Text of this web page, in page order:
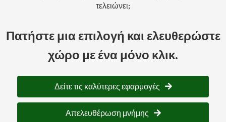
τελειώνει;
Πατήστε μια επιλογή και ελευθερώστε
χώρο με ένα μόνο κλικ.
Δείτε τις καλύτερες εφαρμογές
Απελευθέρωση μνήμης